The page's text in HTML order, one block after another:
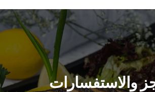
والاستفسارات